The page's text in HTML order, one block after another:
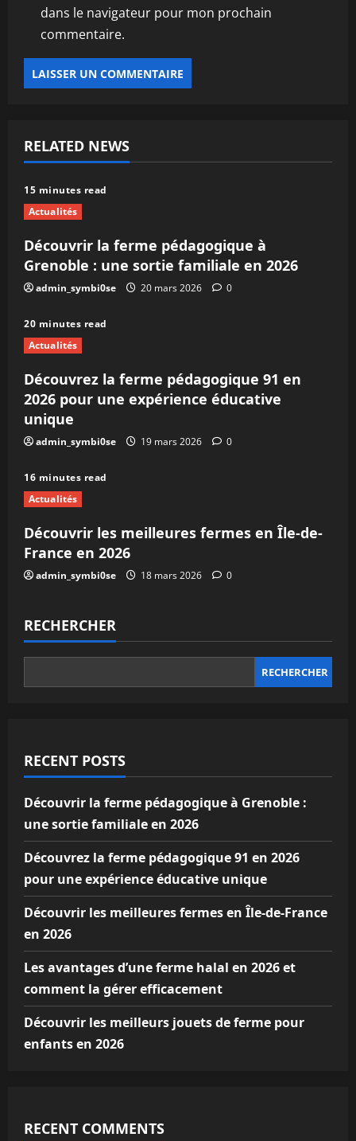
dans le navigateur pour mon prochain
commentaire.
RELATED NEWS
15 minutes read
Actualités
Découvrir la ferme pédagogique à
Grenoble : une sortie familiale en 2026
admin_symbi0se 20 mars 2026 0
20 minutes read
Actualités
Découvrez la ferme pédagogique 91 en
2026 pour une expérience éducative
unique
admin_symbi0se 19 mars 2026 0
16 minutes read
Actualités
Découvrir les meilleures fermes en Île-de-
France en 2026
admin_symbi0se 18 mars 2026 0
RECHERCHER
RECHERCHER
RECENT POSTS
Découvrir la ferme pédagogique à Grenoble :
une sortie familiale en 2026
Découvrez la ferme pédagogique 91 en 2026
pour une expérience éducative unique
Découvrir les meilleures fermes en Île-de-France
en 2026
Les avantages d’une ferme halal en 2026 et
comment la gérer efficacement
Découvrir les meilleurs jouets de ferme pour
enfants en 2026
RECENT COMMENTS